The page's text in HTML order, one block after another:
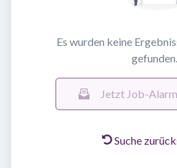
Es wurden keine
gefunden.
Jetzt Job-
Suche